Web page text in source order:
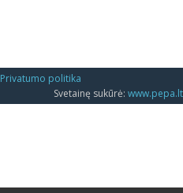
Privatumo politika
Svetainę sukūrė: www.pepa.lt